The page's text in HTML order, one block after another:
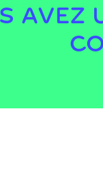
AVEZ